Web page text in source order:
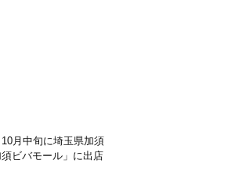
10月中旬に埼玉県加須
ビバモール」に出店